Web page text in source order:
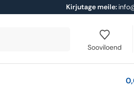
Kirjutage meile:
Sooviloend